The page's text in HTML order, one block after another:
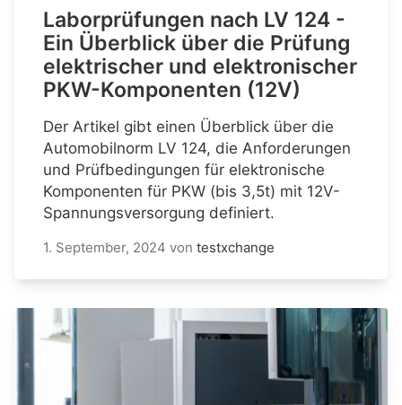
Laborprüfungen nach LV 124 -
Ein Überblick über die Prüfung
elektrischer und elektronischer
PKW-Komponenten (12V)
Der Artikel gibt einen Überblick über die
Automobilnorm LV 124, die Anforderungen
und Prüfbedingungen für elektronische
Komponenten für PKW (bis 3,5t) mit 12V-
Spannungsversorgung definiert.
1. September, 2024 von testxchange